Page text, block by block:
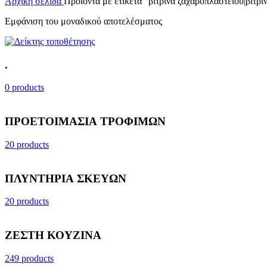
Εμφάνιση του μοναδικού αποτελέσματος
.
0 products
ΠΡΟΕΤΟΙΜΑΣΙΑ ΤΡΟΦΙΜΩΝ
20 products
ΠΛΥΝΤΗΡΙΑ ΣΚΕΥΩΝ
20 products
ΖΕΣΤΗ ΚΟΥΖΙΝΑ
249 products